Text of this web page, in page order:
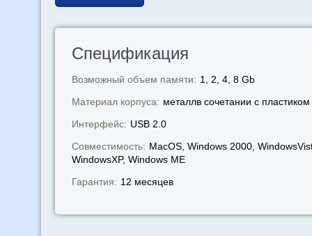
Спецификация
Возможный объем памяти: 1, 2, 4, 8 Gb
Материал корпуса: металлв сочетании с пластиком
Интерфейс: USB 2.0
Совместимость: MacOS, Windows 2000,
WindowsXP, Windows МЕ
Гарантия: 12 месяцев